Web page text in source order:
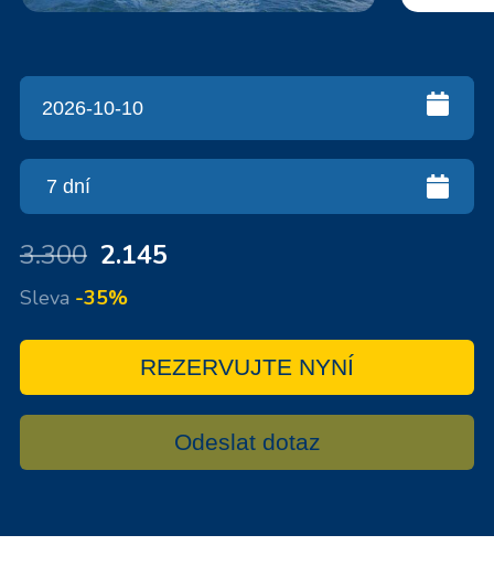
3.300 2.145
Sleva -35%
REZERVUJTE NYNÍ
Odeslat dotaz